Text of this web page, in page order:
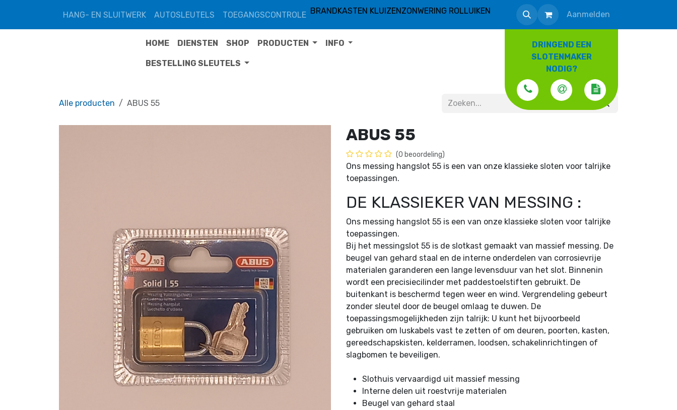
HANG- EN SLUITWERK
AUTOSLEUTELS TOEGANGSCONTROLE BRANDKASTEN KLUIZENZONWERING ROLLUIKEN Aanmelden
DRINGEND EEN
SLOTENMAKER
NODIG?
HOME DIENSTEN SHOP PRODUCTEN INFO
BESTELLING SLEUTELS
Alle producten ABUS 55
ABUS 55
(0 beoordeling)
Ons messing hangslot 55 is een van onze klassieke sloten voor talrijke
toepassingen.
DE KLASSIEKER VAN MESSING :
Ons messing hangslot 55 is een van onze klassieke sloten voor talrijke
toepassingen.
Bij het messingslot 55 is de slotkast gemaakt van massief messing. De
beugel van gehard staal en de interne onderdelen van corrosievrije
materialen garanderen een lange levensduur van het slot. Binnenin
wordt een precisiecilinder met paddestoelstiften gebruikt. De
buitenkant is beschermd tegen weer en wind. Vergrendeling gebeurt
zonder sleutel door de beugel omlaag te duwen. De
toepassingsmogelijkheden zijn talrijk: U kunt het bijvoorbeeld
gebruiken om luskabels vast te zetten of om deuren, poorten, kasten,
gereedschapskisten, kelderramen, loodsen, schakelinrichtingen of
slagbomen te beveiligen.
Slothuis vervaardigd uit massief messing
Interne delen uit roestvrije materialen
Beugel van gehard staal